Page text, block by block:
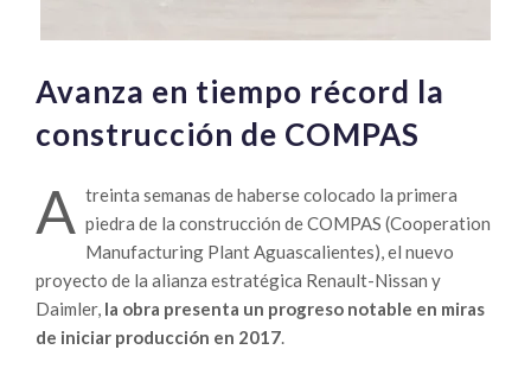
Avanza en tiempo récord la
construcción de COMPAS
A treinta semanas de haberse colocado la primera
piedra de la construcción de COMPAS (Cooperation
Manufacturing Plant Aguascalientes), el nuevo
proyecto de la alianza estratégica Renault-Nissan y
Daimler, la obra presenta un progreso notable en miras
de iniciar producción en 2017.